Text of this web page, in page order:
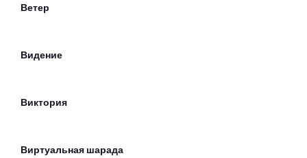
Ветер
Видение
Виктория
Виртуальная шарада